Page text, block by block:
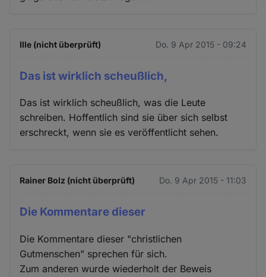
Ille (nicht überprüft) Do. 9 Apr 2015 - 09:24
Das ist wirklich scheußlich,
Das ist wirklich scheußlich, was die Leute
schreiben. Hoffentlich sind sie über sich selbst
erschreckt, wenn sie es veröffentlicht sehen.
Rainer Bolz (nicht überprüft) Do. 9 Apr 2015 - 11:03
Die Kommentare dieser
Die Kommentare dieser "christlichen
Gutmenschen" sprechen für sich.
Zum anderen wurde wiederholt der Beweis